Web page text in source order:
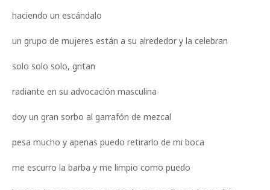
haciendo un escándalo
un grupo de mujeres están a su alrededor y la celebran
solo solo solo, gritan
radiante en su advocación masculina
doy un gran sorbo al garrafón de mezcal
pesa mucho y apenas puedo retirarlo de mi boca
me escurro la barba y me limpio como puedo